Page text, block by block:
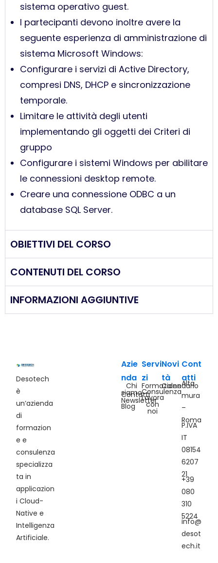
sistema operativo guest.
I partecipanti devono inoltre avere la
seguente esperienza di amministrazione di
sistema Microsoft Windows:
Configurare i servizi di Active Directory,
compresi DNS, DHCP e sincronizzazione
temporale.
Limitare le attività degli utenti
implementando gli oggetti dei Criteri di
gruppo
Configurare i sistemi Windows per abilitare
le connessioni desktop remote.
Creare una connessione ODBC a un
database SQL Server.
OBIETTIVI DEL CORSO
CONTENUTI DEL CORSO
INFORMAZIONI AGGIUNTIVE
Desotech
è
un’azienda
di
formazion
e e
consulenza
specializza
ta in
applicazion
i Cloud-
Native e
Intelligenza
Artificiale.
Azie
nda
Chi
siamo
Contatti
Newsletter
Blog
Servi
zi
Formazione
Consulenza
Lavora
con
noi
Novi
tà
Calendario
Cont
atti
Alta
mura
–
Roma
P.IVA
IT
08154
6207
21
+39
080
310
5224
info@
desot
ech.it